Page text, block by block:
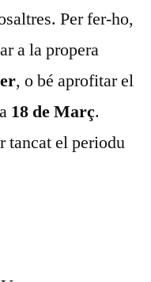
Per fer-ho,
a la propera
, o bé aprofitar el
18 de Març.
tancat el periodu